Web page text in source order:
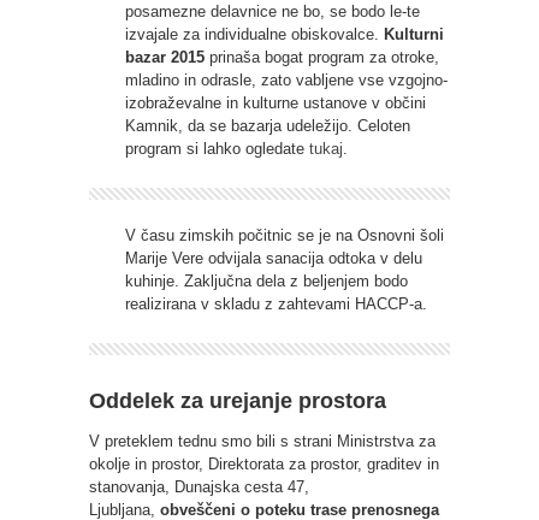
posamezne delavnice ne bo, se bodo le-te
izvajale za individualne obiskovalce. Kulturni
bazar 2015 prinaša bogat program za otroke,
mladino in odrasle, zato vabljene vse vzgojno-
izobraževalne in kulturne ustanove v občini
Kamnik, da se bazarja udeležijo. Celoten
program si lahko ogledate tukaj
V času zimskih počitnic se je na Osnovni šoli
Marije Vere odvijala sanacija odtoka v delu
kuhinje. Zaključna dela z beljenjem bodo
realizirana v skladu z zahtevami HACCP-a.
Oddelek za urejanje prostora
V preteklem tednu smo bili s strani Ministrstva za
okolje in prostor, Direktorata za prostor, graditev in
stanovanja, Dunajska cesta 47,
Ljubljana, obveščeni o poteku trase prenosnega